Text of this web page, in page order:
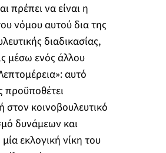
πρέπει να είναι η
νόμου αυτού δια της
διαδικασίας,
μέσω ενός άλλου
αυτό
στον κοινοβουλευτικό
δυνάμεων και
εκλογική νίκη του